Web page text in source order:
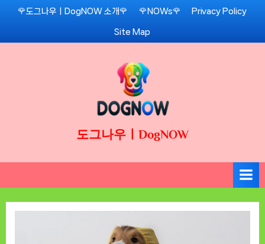
Skip
content
🌹도그나우ㅣDogNOW 소개🌹 🌹NOWs🌹 Privacy Policy
Site Map
도그나우ㅣDogNOW